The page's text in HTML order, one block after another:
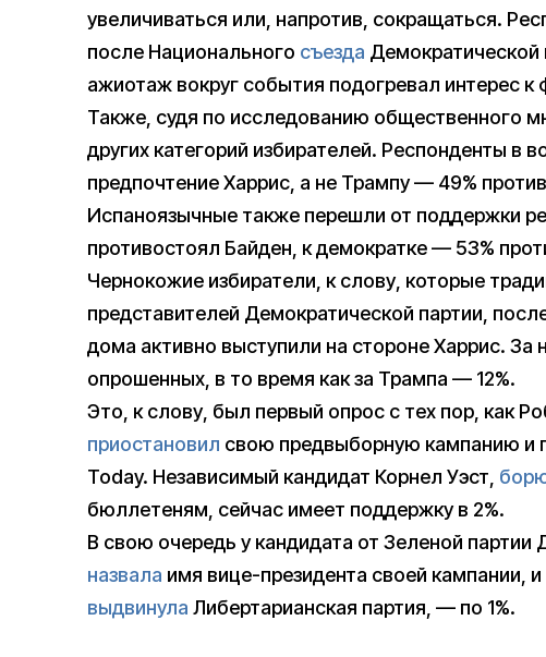
увеличиваться или, напротив, сокращаться.
после Национального съезда Демократической
ажиотаж вокруг события подогревал интерес к
Также, судя по исследованию общественного
других категорий избирателей. Респонденты в
предпочтение Харрис, а не Трампу — 49%
Испаноязычные также перешли от поддержки
противостоял Байден, к демократке — 53%
Чернокожие избиратели, к слову, которые
представителей Демократической партии,
дома активно выступили на стороне Харрис. За
опрошенных, в то время как за Трампа — 12%.
Это, к слову, был первый опрос с тех пор, как
приостановил свою предвыборную кампанию и
Today. Независимый кандидат Корнел Уэст,
бюллетеням, сейчас имеет поддержку в 2%.
В свою очередь у кандидата от Зеленой
назвала имя вице-президента своей кампании,
выдвинула Либертарианская партия, — по 1%.